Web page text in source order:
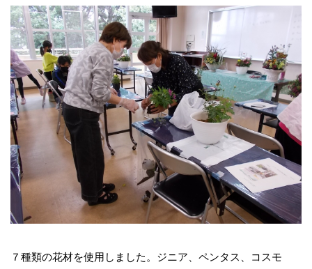
７種類の花材を使用しました。ジニア、ペンタス、コスモ